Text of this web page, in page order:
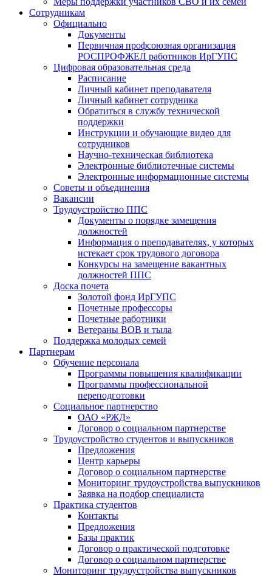
Сотрудникам
Официально
Документы
Первичная профсоюзная организация
РОСПРОФЖЕЛ работников ИрГУПС
Цифровая образовательная среда
Расписание
Личный кабинет преподавателя
Личный кабинет сотрудника
Обратиться в службу технической
поддержки
Инструкции и обучающие видео для
сотрудников
Научно-техническая библиотека
Электронные библиотечные системы
Электронные информационные системы
Советы и объединения
Вакансии
Трудоустройство ППС
Документы о порядке замещения
должностей
Информация о преподавателях, у которых
истекает срок трудового договора
Конкурсы на замещение вакантных
должностей ППС
Доска почета
Золотой фонд ИрГУПС
Почетные профессоры
Почетные работники
Ветераны ВОВ и тыла
Поддержка молодых семей
Партнерам
Обучение персонала
Программы повышения квалификации
Программы профессиональной
переподготовки
Социальное партнерство
ОАО «РЖД»
Договор о социальном партнерстве
Трудоустройство студентов и выпускников
Предложения
Центр карьеры
Договор о социальном партнерстве
Мониторинг трудоустройства выпускников
Заявка на подбор специалиста
Практика студентов
Контакты
Предложения
Базы практик
Договор о практической подготовке
Договор о социальном партнерстве
Мониторинг трудоустройства выпускников